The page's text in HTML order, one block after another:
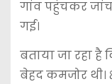
गांव पहुंचकर जांच
गई।
बताया जा रहा
बेहद कमजोर थी।